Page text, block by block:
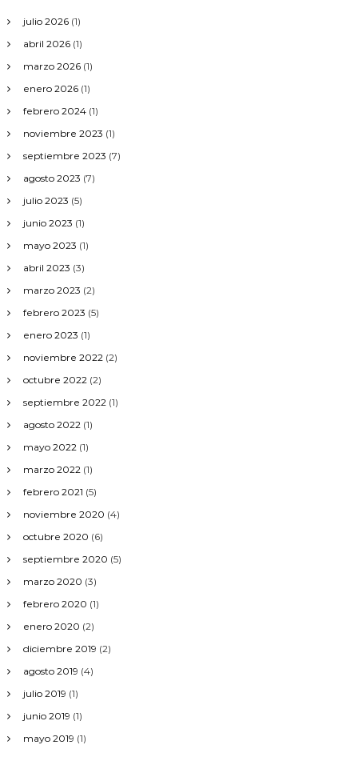
julio 2026(1)
abril 2026(1)
marzo 2026(1)
enero 2026(1)
febrero 2024(1)
noviembre 2023 (1)
septiembre 2023 (7)
agosto 2023 (7)
julio 2023 (5)
junio 2023 (1)
mayo 2023 (1)
abril 2023 (3)
marzo 2023 (2)
febrero 2023 (5)
enero 2023 (1)
noviembre 2022 (2)
octubre 2022 (2)
septiembre 2022 (1)
agosto 2022 (1)
mayo 2022 (1)
marzo 2022 (1)
febrero 2021 (5)
noviembre 2020 (4)
octubre 2020 (6)
septiembre 2020 (5)
marzo 2020 (3)
febrero 2020 (1)
enero 2020 (2)
diciembre 2019 (2)
agosto 2019 (4)
julio 2019 (1)
junio 2019 (1)
mayo 2019 (1)